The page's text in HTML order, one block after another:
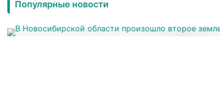
Популярные новости